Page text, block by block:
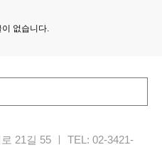
없습니다.
21길 55 ㅣ TEL: 02-3421-